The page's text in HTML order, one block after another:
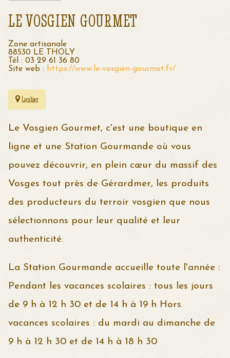
LE VOSGIEN GOURMET
Zone artisanale
88530 LE THOLY
Tél : 03 29 61 36 80
Site web : https://www.le-vosgien-gourmet.fr/
Localiser
Le Vosgien Gourmet, c'est une boutique en
ligne et une Station Gourmande où vous
pouvez découvrir, en plein cœur du massif des
Vosges tout près de Gérardmer, les produits
des producteurs du terroir vosgien que nous
sélectionnons pour leur qualité et leur
authenticité.
La Station Gourmande accueille toute l'année :
Pendant les vacances scolaires : tous les jours
de 9 h à 12 h 30 et de 14 h à 19 h Hors
vacances scolaires : du mardi au dimanche de
9 h à 12 h 30 et de 14 h à 18 h 30